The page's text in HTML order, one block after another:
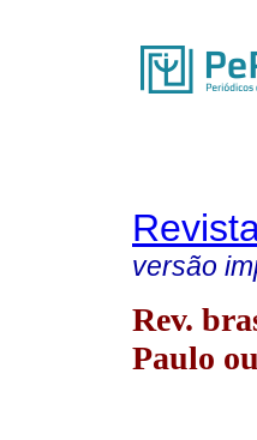
versão
Rev.
Paulo